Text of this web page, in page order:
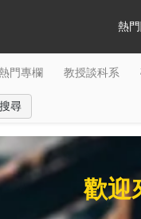
熱門
熱門專欄 教授談科系
歡迎